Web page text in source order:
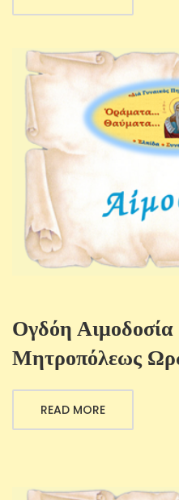
Ογδόη Αιμοδοσία
Μητροπόλεως
READ MORE